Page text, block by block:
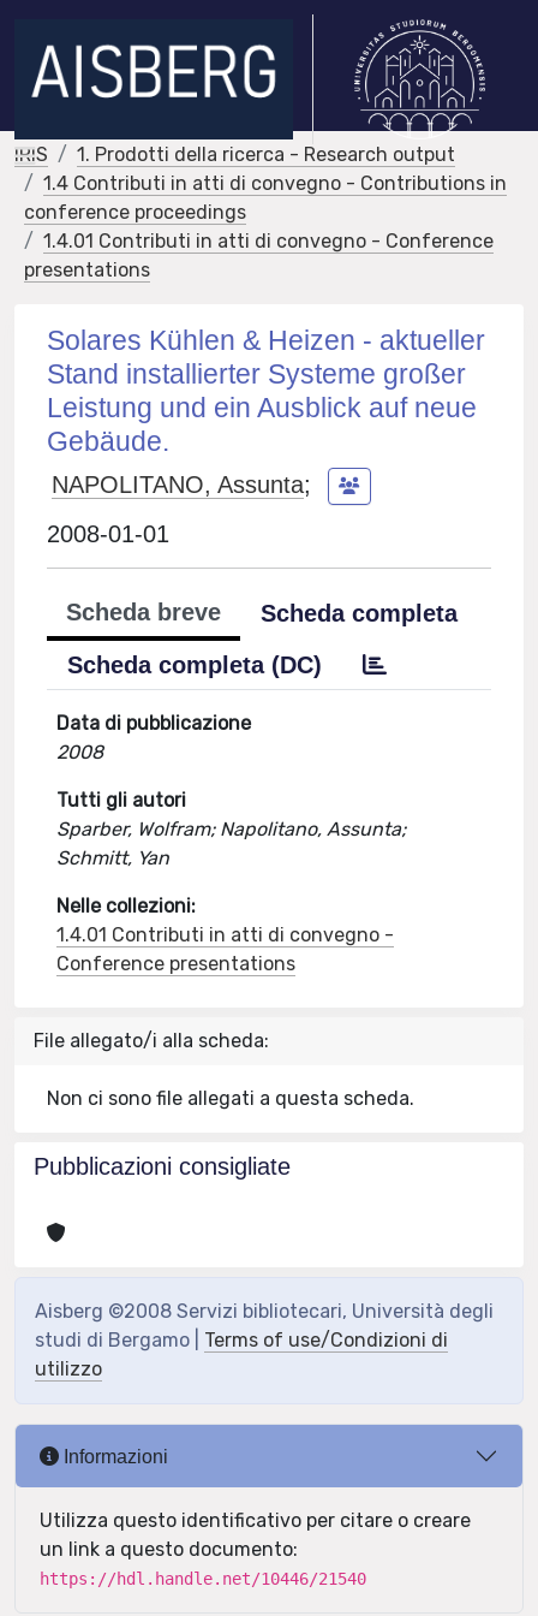
IRIS
1. Prodotti della ricerca - Research output
1.4 Contributi in atti di convegno - Contributions in
conference proceedings
1.4.01 Contributi in atti di convegno - Conference
presentations
Solares Kühlen & Heizen - aktueller
Stand installierter Systeme großer
Leistung und ein Ausblick auf neue
Gebäude.
NAPOLITANO, Assunta;
2008-01-01
Scheda breve
Scheda completa
Scheda completa (DC)
Data di pubblicazione
2008
Tutti gli autori
Sparber, Wolfram; Napolitano, Assunta;
Schmitt, Yan
Nelle collezioni:
1.4.01 Contributi in atti di convegno -
Conference presentations
File allegato/i alla scheda:
Non ci sono file allegati a questa scheda.
Pubblicazioni consigliate
Aisberg ©2008 Servizi bibliotecari, Università degli
studi di Bergamo | Terms of use/Condizioni di
utilizzo
Informazioni
Utilizza questo identificativo per citare o creare
un link a questo documento:
https://hdl.handle.net/10446/21540